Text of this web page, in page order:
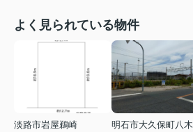
よく見られている物件
淡路市岩屋鵜崎
明石市大久保町八木